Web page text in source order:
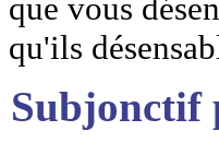
que vous
qu'ils
Subjonctif